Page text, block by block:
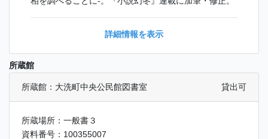
詳細情報を表示
所蔵館
所蔵館：大洗町中央公民館図書室 貸出可
所蔵場所：一般書３
資料番号：100355007